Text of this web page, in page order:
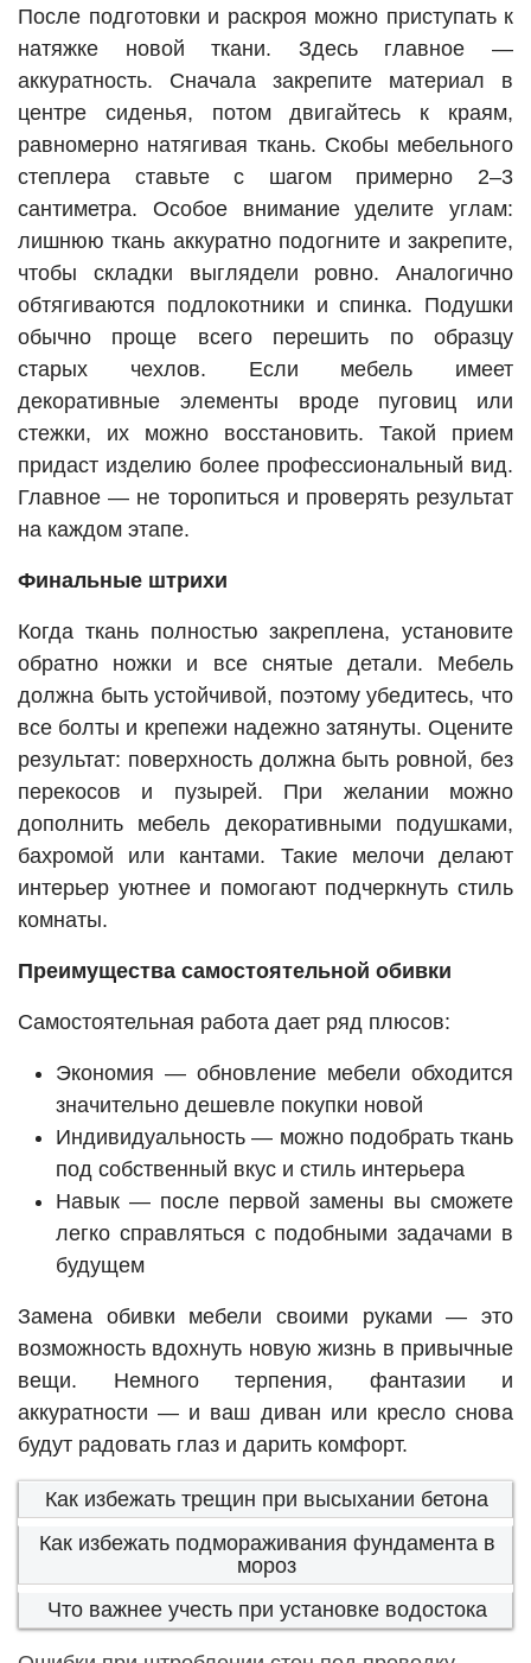
После подготовки и раскроя можно приступать к
натяжке новой ткани. Здесь главное —
аккуратность. Сначала закрепите материал в
центре сиденья, потом двигайтесь к краям,
равномерно натягивая ткань. Скобы мебельного
степлера ставьте с шагом примерно 2–3
сантиметра. Особое внимание уделите углам:
лишнюю ткань аккуратно подогните и закрепите,
чтобы складки выглядели ровно. Аналогично
обтягиваются подлокотники и спинка. Подушки
обычно проще всего перешить по образцу
старых чехлов. Если мебель имеет
декоративные элементы вроде пуговиц или
стежки, их можно восстановить. Такой прием
придаст изделию более профессиональный вид.
Главное — не торопиться и проверять результат
на каждом этапе.
Финальные штрихи
Когда ткань полностью закреплена, установите
обратно ножки и все снятые детали. Мебель
должна быть устойчивой, поэтому убедитесь, что
все болты и крепежи надежно затянуты. Оцените
результат: поверхность должна быть ровной, без
перекосов и пузырей. При желании можно
дополнить мебель декоративными подушками,
бахромой или кантами. Такие мелочи делают
интерьер уютнее и помогают подчеркнуть стиль
комнаты.
Преимущества самостоятельной обивки
Самостоятельная работа дает ряд плюсов:
Экономия — обновление мебели обходится
значительно дешевле покупки новой
Индивидуальность — можно подобрать ткань
под собственный вкус и стиль интерьера
Навык — после первой замены вы сможете
легко справляться с подобными задачами в
будущем
Замена обивки мебели своими руками — это
возможность вдохнуть новую жизнь в привычные
вещи. Немного терпения, фантазии и
аккуратности — и ваш диван или кресло снова
будут радовать глаз и дарить комфорт.
Как избежать трещин при высыхании бетона
Как избежать подмораживания фундамента в
мороз
Что важнее учесть при установке водостока